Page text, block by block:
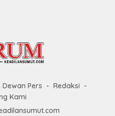
Pers
Redaksi
Kami